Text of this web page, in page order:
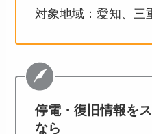
対象地域：愛知、三
停電・復旧情報を
なら